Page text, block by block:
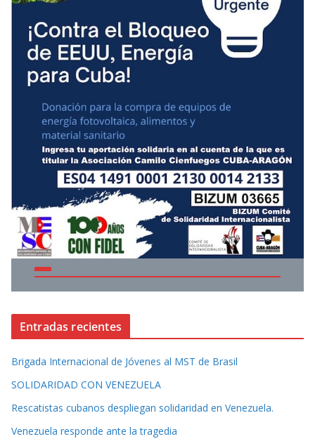
Entradas recientes
Brigada Internacional de Jóvenes al MST de Brasil
SOLIDARIDAD CON VENEZUELA
Rescatistas cubanos despliegan solidaridad en Venezuela.
Venezuela responde ante la tragedia